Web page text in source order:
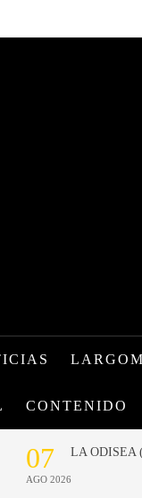
CONTENIDO